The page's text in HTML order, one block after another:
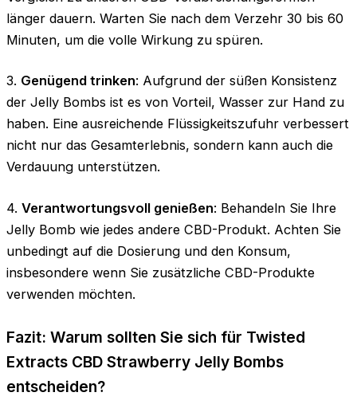
länger dauern. Warten Sie nach dem Verzehr 30 bis 60
Minuten, um die volle Wirkung zu spüren.
3. Genügend trinken: Aufgrund der süßen Konsistenz
der Jelly Bombs ist es von Vorteil, Wasser zur Hand zu
haben. Eine ausreichende Flüssigkeitszufuhr verbessert
nicht nur das Gesamterlebnis, sondern kann auch die
Verdauung unterstützen.
4. Verantwortungsvoll genießen: Behandeln Sie Ihre
Jelly Bomb wie jedes andere CBD-Produkt. Achten Sie
unbedingt auf die Dosierung und den Konsum,
insbesondere wenn Sie zusätzliche CBD-Produkte
verwenden möchten.
Fazit: Warum sollten Sie sich für Twisted
Extracts CBD Strawberry Jelly Bombs
entscheiden?